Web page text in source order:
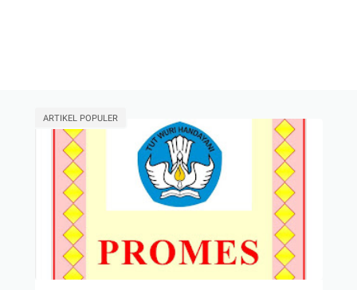
ARTIKEL POPULER